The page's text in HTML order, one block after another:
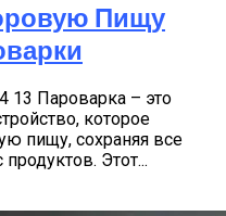
Пищу
13 Пароварка – это
которое
пищу, сохраняя все
Этот...